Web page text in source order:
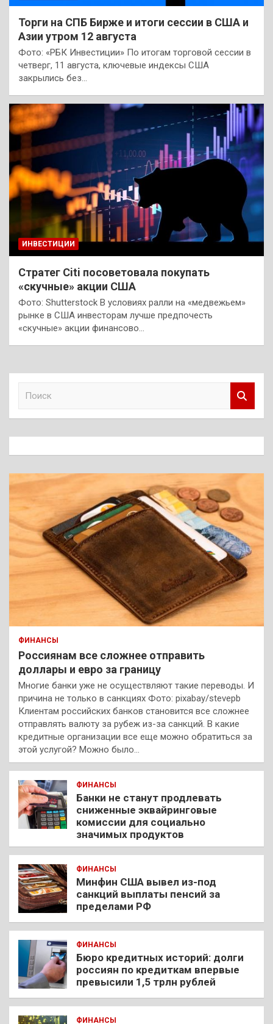
Торги на СПБ Бирже и итоги сессии в США и
Азии утром 12 августа
Фото: «РБК Инвестиции» По итогам торговой сессии в
четверг, 11 августа, ключевые индексы США
закрылись без…
ИНВЕСТИЦИИ
Стратег Citi посоветовала покупать
«скучные» акции США
Фото: Shutterstock В условиях ралли на «медвежьем»
рынке в США инвесторам лучше предпочесть
«скучные» акции финансово…
к
ФИНАНСЫ
Россиянам все сложнее отправить
доллары и евро за границу
Многие банки уже не осуществляют такие переводы. И
причина не только в санкциях Фото: pixabay/stevepb
Клиентам российских банков становится все сложнее
отправлять валюту за рубеж из-за санкций. В какие
кредитные организации все еще можно обратиться за
этой услугой? Можно было…
ФИНАНСЫ
Банки не станут продлевать
сниженные эквайринговые
комиссии для социально
значимых продуктов
ФИНАНСЫ
Минфин США вывел из-под
санкций выплаты пенсий за
пределами РФ
ФИНАНСЫ
Бюро кредитных историй: долги
россиян по кредиткам впервые
превысили 1,5 трлн рублей
ФИНАНСЫ